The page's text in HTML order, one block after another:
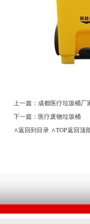
上一篇： 成都医疗垃圾桶厂
下一篇： 医疗废物垃圾桶
∧返回到目录 ∧TOP返回顶